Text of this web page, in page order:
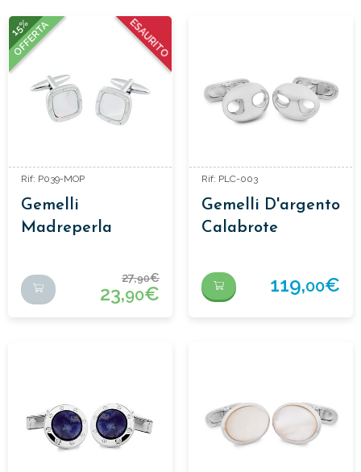
ESAURITO
15%
OFFERTA
Rif: P039-MOP
Gemelli
Madreperla
27,90€
23,90€
Rif: PLC-003
Gemelli D'argento
Calabrote
119,00€